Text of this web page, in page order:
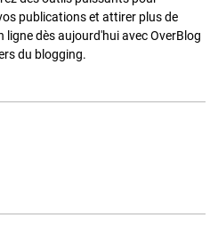
publications et attirer plus de
ligne dès aujourd'hui avec OverBlog
du blogging.